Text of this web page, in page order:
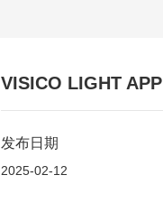
VISICO LIGHT APP
发布日期
2025-02-12